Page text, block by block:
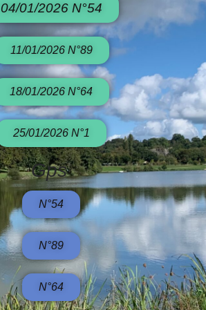
04/01/2026 N°54
11/01/2026 N°89
18/01/2026 N°64
25/01/2026 N°1
Gps
N°54
N°89
N°64